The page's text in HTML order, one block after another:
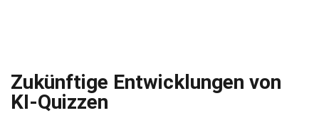
Zukünftige Entwicklungen von
KI-Quizzen